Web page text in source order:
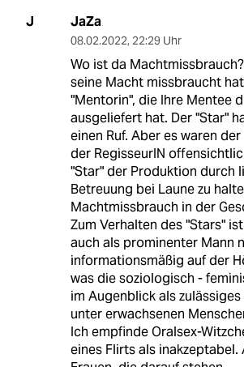
J JaZa
08.02.2022, 22:29 Uhr
Wo ist da
seine Macht missbraucht
"Mentorin", die Ihre Mentee
ausgeliefert hat. Der "Star"
einen Ruf. Aber es waren
der RegisseurIN
"Star" der Produktion durch
Betreuung bei Laune zu
Machtmissbrauch in der
Zum Verhalten des "Stars"
auch als prominenter Mann
informationsmäßig auf der
was die soziologisch -
im Augenblick als
unter erwachsenen
Ich empfinde Oralsex-
eines Flirts als inakzeptabel.